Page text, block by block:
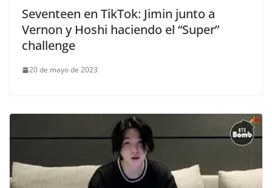
Seventeen en TikTok: Jimin junto a
Vernon y Hoshi haciendo el “Super”
challenge
20 de mayo de 2023